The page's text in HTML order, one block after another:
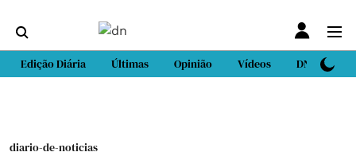
Edição Diária Últimas Opinião Vídeos DN Sport
diario-de-noticias